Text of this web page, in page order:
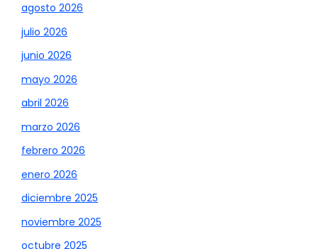
agosto 2026
julio 2026
junio 2026
mayo 2026
abril 2026
marzo 2026
febrero 2026
enero 2026
diciembre 2025
noviembre 2025
octubre 2025